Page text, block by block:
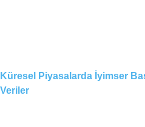
Küresel Piyasalarda İyimser
Veriler